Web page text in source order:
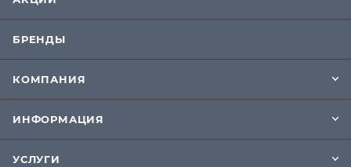
БРЕНДЫ
КОМПАНИЯ
ИНФОРМАЦИЯ
УСЛУГИ